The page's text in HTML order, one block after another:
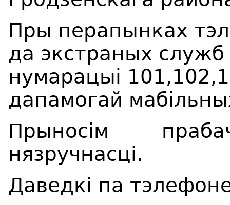
Пры перапынках
да экстраных
нумарацыі
дапамогай
Прыносім
нязручнасці.
Даведкі па